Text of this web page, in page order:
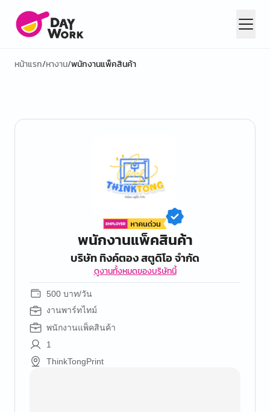
หน้าแรก/หางาน/พนักงานแพ็คสินค้า
พนักงานแพ็คสินค้า
บริษัท ทิงค์ตอง สตูดิโอ จำกัด
ดูงานทั้งหมดของบริษัทนี้
500 บาท/วัน
งานพาร์ทไทม์
พนักงานแพ็คสินค้า
1
ThinkTongPrint